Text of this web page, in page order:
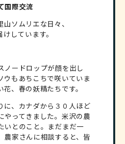
国際交流
ソムリエな日々、
しています。
ノードロップが顔を出し
ウもあちこちで咲いていま
、春の妖精たちです。
に、カナダから３０人ほど
やってきました。米沢の農
いとのこと。まだまだ一
農家さんに相談すると、皆